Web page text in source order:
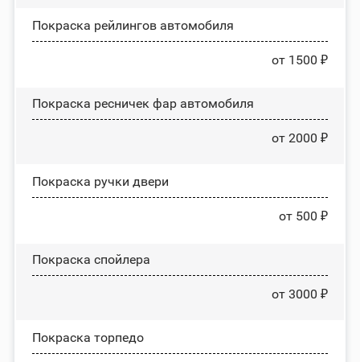
Покраска рейлингов автомобиля
от 1500 ₽
Покраска ресничек фар автомобиля
от 2000 ₽
Покраска ручки двери
от 500 ₽
Покраска спойлера
от 3000 ₽
Покраска торпедо